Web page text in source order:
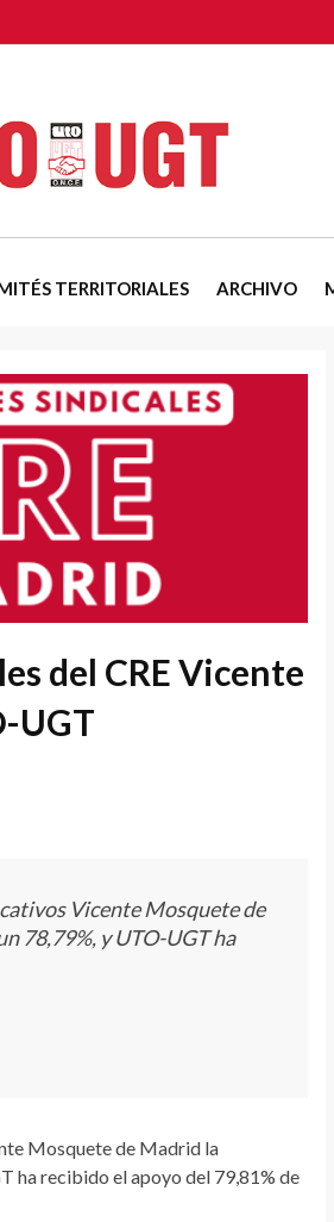
TERRITORIALES ARCHIVO
del CRE Vicente
UGT
Vicente Mosquete de
78,79%, y UTO-UGT ha
Mosquete de Madrid la
ha recibido el apoyo del 79,81% de